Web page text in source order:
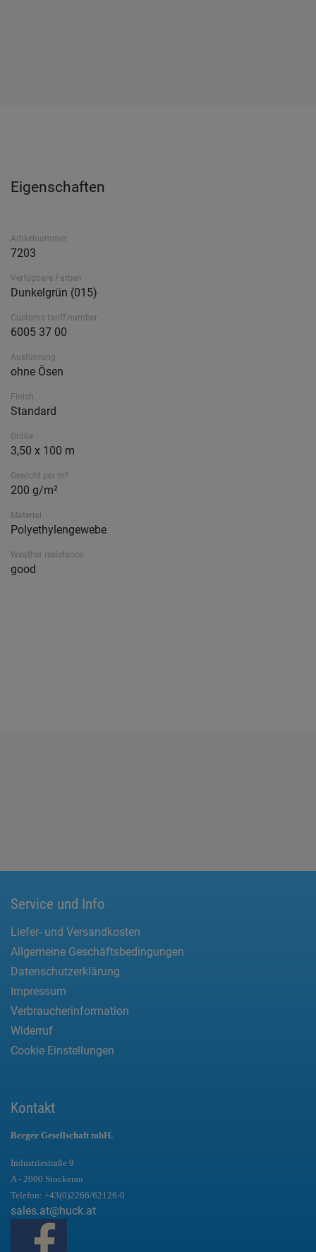
Eigenschaften
Artikelnummer
7203
Verfügbare Farben
Dunkelgrün (015)
Customs tariff number
6005 37 00
Ausführung
ohne Ösen
Finish
Standard
Größe
3,50 x 100 m
Gewicht per m²
200 g/m²
Material
Polyethylengewebe
Weather resistance
good
Service und Info
Liefer- und Versandkosten
Allgemeine Geschäftsbedingungen
Datenschutzerklärung
Impressum
Verbraucherinformation
Widerruf
Cookie Einstellungen
Kontakt
Berger Gesellschaft mbH.
Industriestraße 9
A - 2000 Stockerau
Telefon: +43(0)2266/62126-0
sales.at@huck.at